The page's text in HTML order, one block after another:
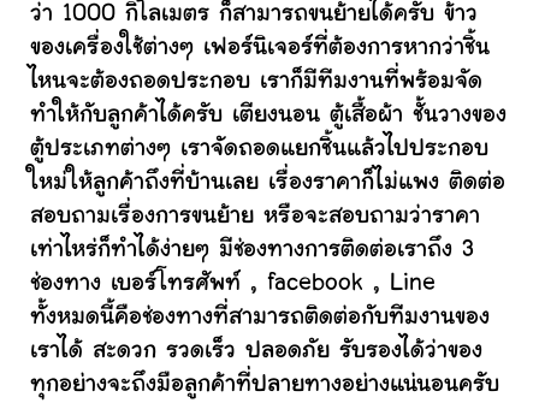
ว่า 1000 กิโลเมตร ก็สามารถขนย้ายได้ครับ ข้าว
ของเครื่องใช้ต่างๆ เฟอร์นิเจอร์ที่ต้องการหากว่าชิ้น
ไหนจะต้องถอดประกอบ เราก็มีทีมงานที่พร้อมจัด
ทำให้กับลูกค้าได้ครับ เตียงนอน ตู้เสื้อผ้า ชั้นวางของ
ตู้ประเภทต่างๆ เราจัดถอดแยกชิ้นแล้วไปประกอบ
ใหม่ให้ลูกค้าถึงที่บ้านเลย เรื่องราคาก็ไม่แพง ติดต่อ
สอบถามเรื่องการขนย้าย หรือจะสอบถามว่าราคา
เท่าไหร่ก็ทำได้ง่ายๆ มีช่องทางการติดต่อเราถึง 3
ช่องทาง เบอร์โทรศัพท์ , facebook , Line
ทั้งหมดนี้คือช่องทางที่สามารถติดต่อกับทีมงานของ
เราได้ สะดวก รวดเร็ว ปลอดภัย รับรองได้ว่าของ
ทุกอย่างจะถึงมือลูกค้าที่ปลายทางอย่างแน่นอนครับ